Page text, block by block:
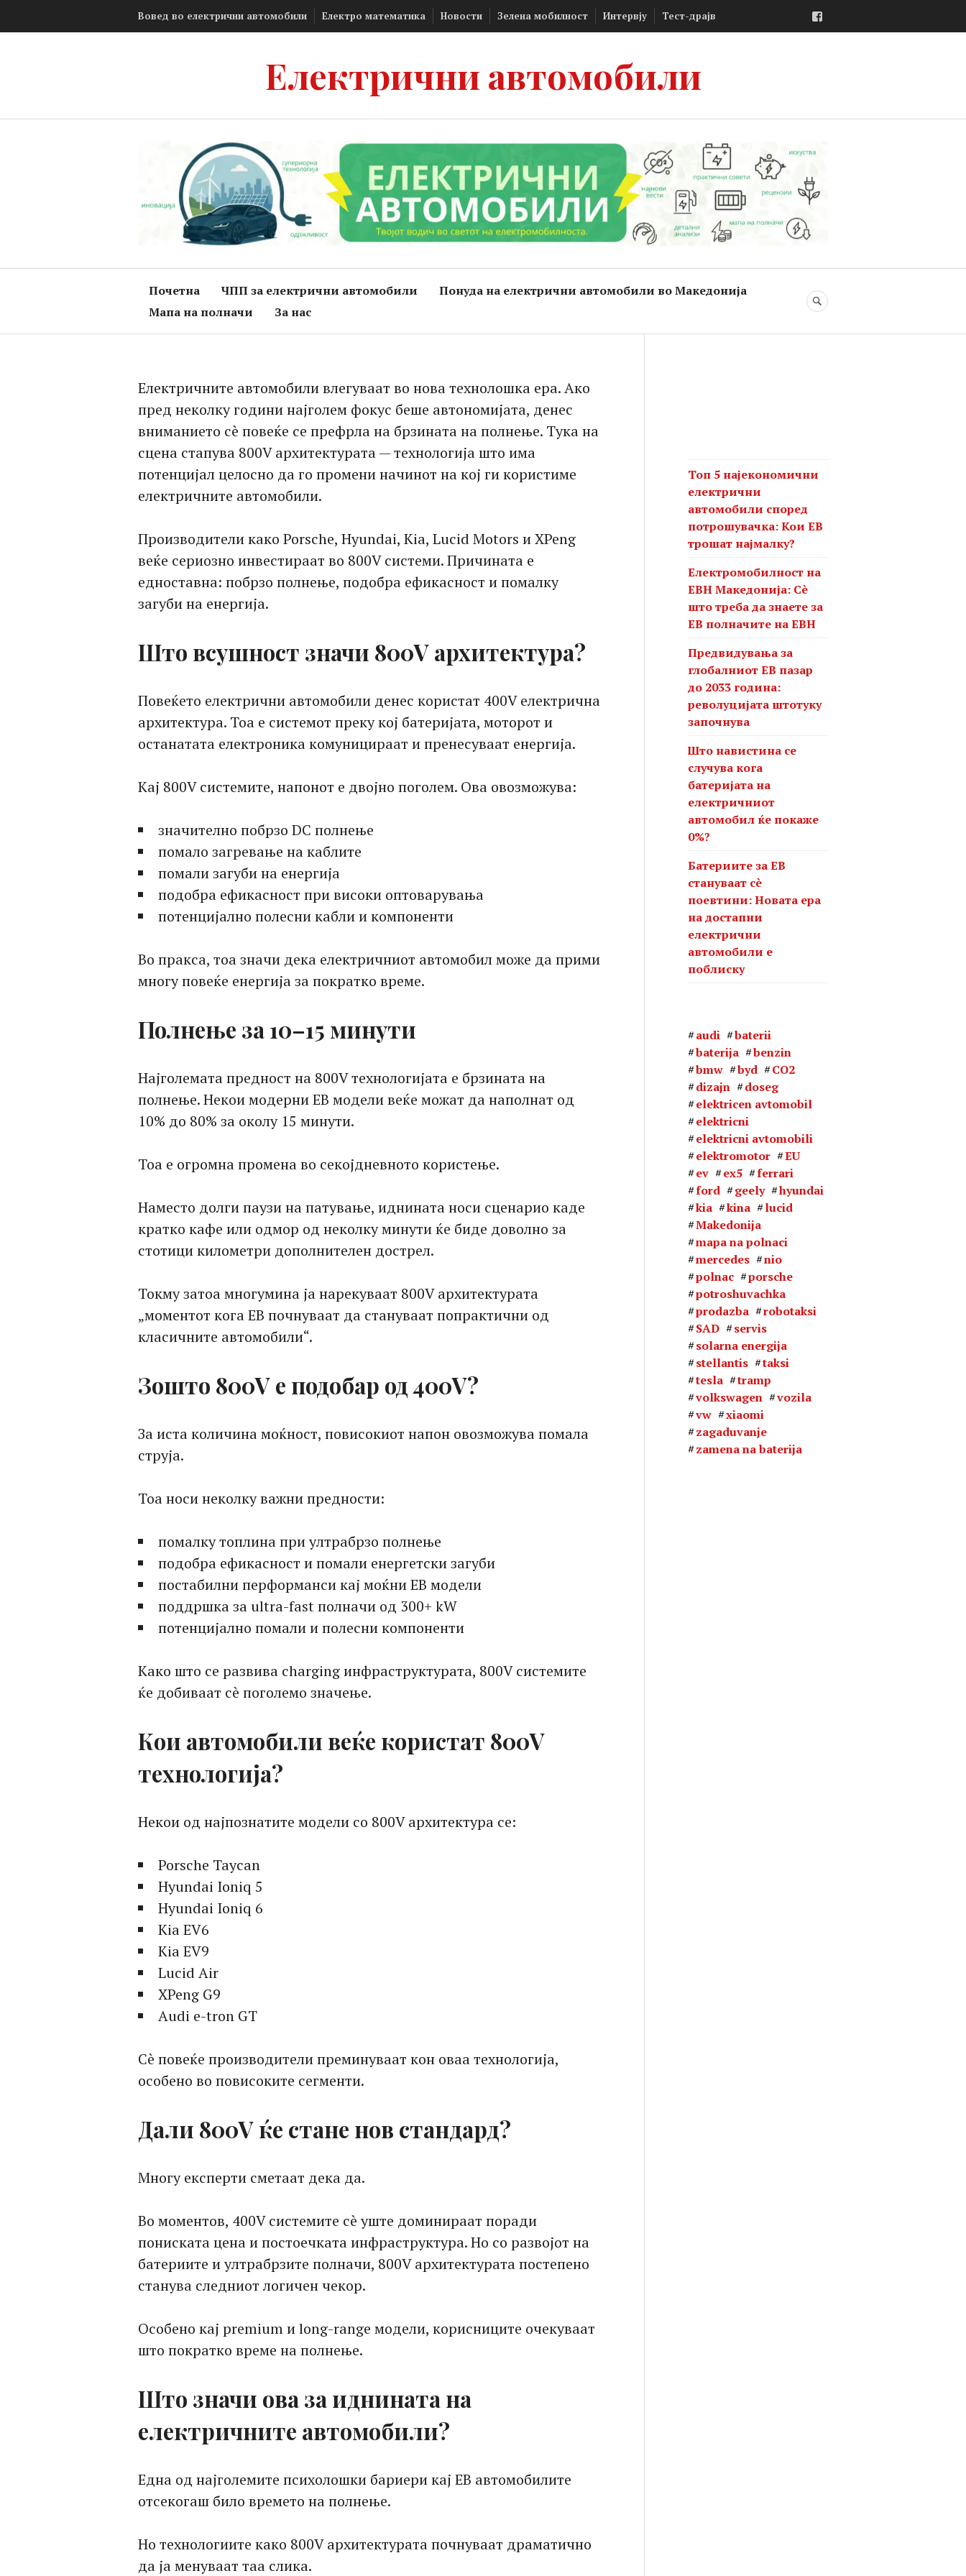
to
Вовед во електрични автомобили Електро математика Новости Зелена мобилност Интервју Тест-драјв
Електрични автомобили
Почетна ЧПП за електрични автомобили
Понуда на електрични автомобили во Македонија
Мапа на полначи
За нас
SEARCH
Електричните автомобили влегуваат во нова технолошка ера. Ако
пред неколку години најголем фокус беше автономијата, денес
вниманието сè повеќе се префрла на брзината на полнење. Тука на
сцена стапува 800V архитектурата — технологија што има
потенцијал целосно да го промени начинот на кој ги користиме
електричните автомобили.
Производители како Porsche, Hyundai, Kia, Lucid Motors и XPeng
веќе сериозно инвестираат во 800V системи. Причината е
едноставна: побрзо полнење, подобра ефикасност и помалку
загуби на енергија.
Што всушност значи 800V архитектура?
Повеќето електрични автомобили денес користат 400V електрична
архитектура. Тоа е системот преку кој батеријата, моторот и
останатата електроника комуницираат и пренесуваат енергија.
Кај 800V системите, напонот е двојно поголем. Ова овозможува:
значително побрзо DC полнење
помало загревање на каблите
помали загуби на енергија
подобра ефикасност при високи оптоварувања
потенцијално полесни кабли и компоненти
Во пракса, тоа значи дека електричниот автомобил може да прими
многу повеќе енергија за пократко време.
Полнење за 10–15 минути
Најголемата предност на 800V технологијата е брзината на
полнење. Некои модерни ЕВ модели веќе можат да наполнат од
10% до 80% за околу 15 минути.
Тоа е огромна промена во секојдневното користење.
Наместо долги паузи на патување, иднината носи сценарио каде
кратко кафе или одмор од неколку минути ќе биде доволно за
стотици километри дополнителен дострел.
Токму затоа многумина ја нарекуваат 800V архитектурата
„моментот кога ЕВ почнуваат да стануваат попрактични од
класичните автомобили“.
Зошто 800V е подобар од 400V?
За иста количина моќност, повисокиот напон овозможува помала
струја.
Тоа носи неколку важни предности:
помалку топлина при ултрабрзо полнење
подобра ефикасност и помали енергетски загуби
постабилни перформанси кај моќни ЕВ модели
поддршка за ultra-fast полначи од 300+ kW
потенцијално помали и полесни компоненти
Како што се развива charging инфраструктурата, 800V системите
ќе добиваат сè поголемо значење.
Кои автомобили веќе користат 800V
технологија?
Некои од најпознатите модели со 800V архитектура се:
Porsche Taycan
Hyundai Ioniq 5
Hyundai Ioniq 6
Kia EV6
Kia EV9
Lucid Air
XPeng G9
Audi e-tron GT
Сè повеќе производители преминуваат кон оваа технологија,
особено во повисоките сегменти.
Дали 800V ќе стане нов стандард?
Многу експерти сметаат дека да.
Во моментов, 400V системите сè уште доминираат поради
пониската цена и постоечката инфраструктура. Но со развојот на
батериите и ултрабрзите полначи, 800V архитектурата постепено
станува следниот логичен чекор.
Особено кај premium и long-range модели, корисниците очекуваат
што пократко време на полнење.
Што значи ова за иднината на
електричните автомобили?
Една од најголемите психолошки бариери кај ЕВ автомобилите
отсекогаш било времето на полнење.
Но технологиите како 800V архитектурата почнуваат драматично
да ја менуваат таа слика.
Топ 5 најекономични
електрични
автомобили според
потрошувачка: Кои ЕВ
трошат најмалку?
Електромобилност на
ЕВН Македонија: Сè
што треба да знаете за
ЕВ полначите на ЕВН
Предвидувања за
глобалниот ЕВ пазар
до 2033 година:
револуцијата штотуку
започнува
Што навистина се
случува кога
батеријата на
електричниот
автомобил ќе покаже
0%?
Батериите за ЕВ
стануваат сè
поевтини: Новата ера
на достапни
електрични
автомобили е
поблиску
audi
baterii
baterija
benzin
bmw
byd
CO2
dizajn
doseg
elektricen avtomobil
elektricni
elektricni avtomobili
elektromotor
EU
ev
ex5
ferrari
ford
geely
hyundai
kia
kina
lucid
Makedonija
mapa na polnaci
mercedes
nio
polnac
porsche
potroshuvachka
prodazba
robotaksi
SAD
servis
solarna energija
stellantis
taksi
tesla
tramp
volkswagen
vozila
vw
xiaomi
zagaduvanje
zamena na baterija